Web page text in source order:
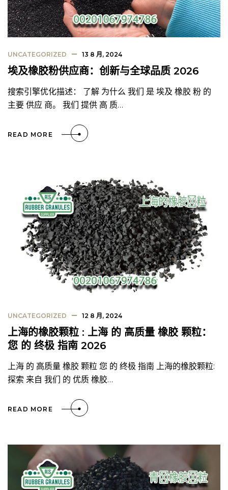
UNCATEGORIZED 13 8 月, 2024
埃及橡胶粉供应商：创新与全球品质 2026
搜索引擎优化描述： 了解 为什么 我们 是 埃及 橡胶 粉 的
主要 供应 商。 我们 提供 高 质…
READ MORE
UNCATEGORIZED 12 8 月, 2024
上海的橡胶颗粒 : 上海 的 高质量 橡胶 颗粒：
您 的 终极 指南 2026
上海 的 高质量 橡胶 颗粒 您 的 终极 指南 上海的橡胶颗粒:
探索 来自 我们 的 优质 橡胶…
READ MORE